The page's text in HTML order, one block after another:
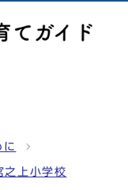
に
之上小学校